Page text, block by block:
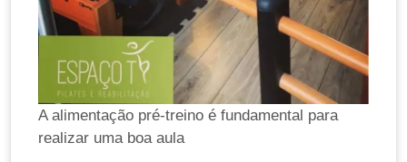
A alimentação pré-treino é fundamental para
realizar uma boa aula